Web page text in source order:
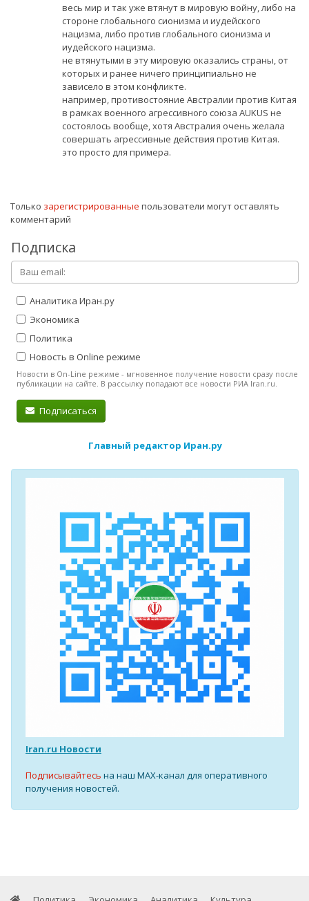
весь мир и так уже втянут в мировую войну, либо на
стороне глобального сионизма и иудейского
нацизма, либо против глобального сионизма и
иудейского нацизма.
не втянутыми в эту мировую оказались страны, от
которых и ранее ничего принципиально не
зависело в этом конфликте.
например, противостояние Австралии против Китая
в рамках военного агрессивного союза AUKUS не
состоялось вообще, хотя Австралия очень желала
совершать агрессивные действия против Китая.
это просто для примера.
Только зарегистрированные пользователи могут оставлять
комментарий
Подписка
Аналитика Иран.ру
Экономика
Политика
Новость в Online режиме
Новости в On-Line режиме - мгновенное получение новости сразу после
публикации на сайте. В рассылку попадают все новости РИА Iran.ru.
Подписаться
Главный редактор Иран.ру
Iran.ru Новости
Подписывайтесь на наш MAX-канал для оперативного
получения новостей.